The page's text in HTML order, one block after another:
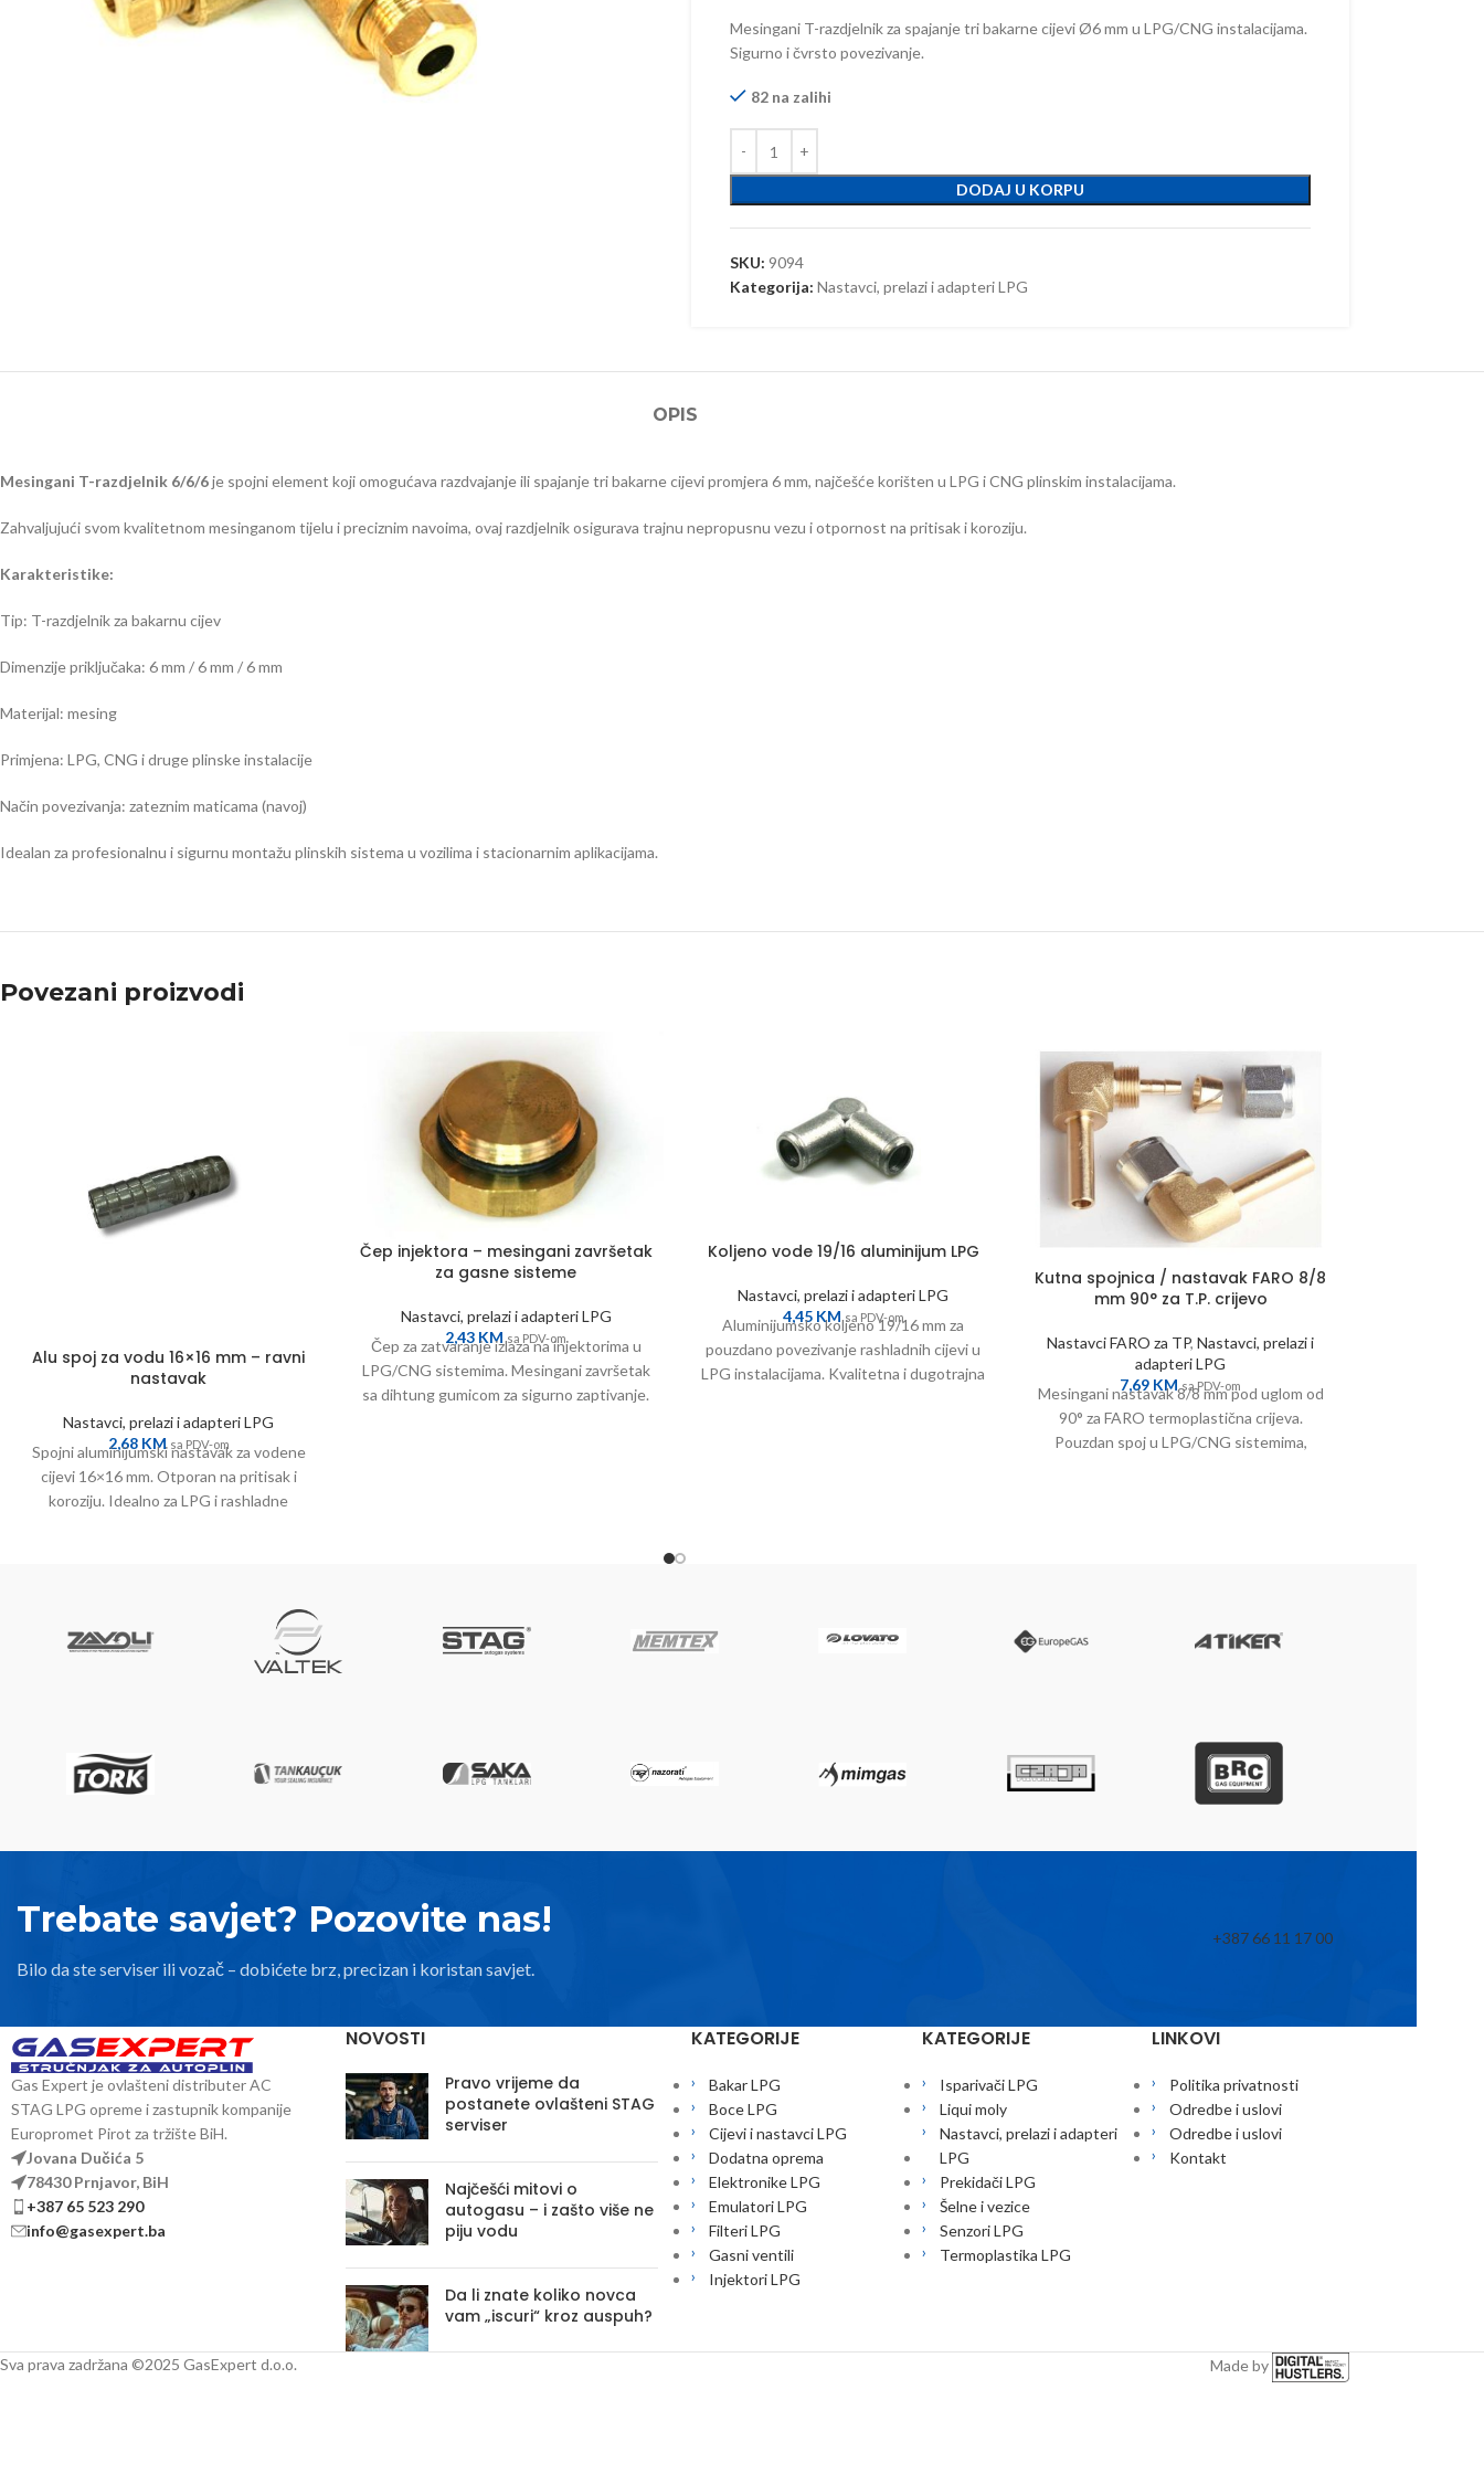
Mesingani T-razdjelnik za spajanje tri bakarne cijevi Ø6 mm u LPG/CNG instalacijama.
Sigurno i čvrsto povezivanje.
82 na zalihi
DODAJ U KORPU
SKU: 9094
Kategorija: Nastavci, prelazi i adapteri LPG
OPIS
Mesingani T-razdjelnik 6/6/6je spojni element koji omogućava razdvajanje ili spajanje tri bakarne cijevi promjera 6 mm, najčešće korišten u LPG i CNG plinskim instalacijama.
Zahvaljujući svom kvalitetnom mesinganom tijelu i preciznim navoima, ovaj razdjelnik osigurava trajnu nepropusnu vezu i otpornost na pritisak i koroziju.
Karakteristike:
Tip: T-razdjelnik za bakarnu cijev
Dimenzije priključaka: 6 mm / 6 mm / 6 mm
Materijal: mesing
Primjena: LPG, CNG i druge plinske instalacije
Način povezivanja: zateznim maticama (navoj)
Idealan za profesionalnu i sigurnu montažu plinskih sistema u vozilima i stacionarnim aplikacijama.
Povezani proizvodi
Alu spoj za vodu 16×16 mm – ravni
nastavak
Nastavci, prelazi i adapteri LPG
2,68 KM sa PDV-om
Spojni aluminijumski nastavak za vodene
cijevi 16×16 mm. Otporan na pritisak i
koroziju. Idealno za LPG i rashladne
Čep injektora – mesingani završetak
za gasne sisteme
Nastavci, prelazi i adapteri LPG
2,43 KM sa PDV-om
Čep za zatvaranje izlaza na injektorima u
LPG/CNG sistemima. Mesingani završetak
sa dihtung gumicom za sigurno zaptivanje.
Koljeno vode 19/16 aluminijum LPG
Nastavci, prelazi i adapteri LPG
4,45 KM sa PDV-om
Aluminijumsko koljeno 19/16 mm za
pouzdano povezivanje rashladnih cijevi u
LPG instalacijama. Kvalitetna i dugotrajna
Kutna spojnica / nastavak FARO 8/8
mm 90° za T.P. crijevo
Nastavci FARO za TP,Nastavci, prelazi i
adapteri LPG
7,69 KM sa PDV-om
Mesingani nastavak 8/8 mm pod uglom od
90° za FARO termoplastična crijeva.
Pouzdan spoj u LPG/CNG sistemima,
Trebate savjet? Pozovite nas!
Bilo da ste serviser ili vozač – dobićete brz, precizan i koristan savjet.
+387 66 11 17 00
Gas Expert je ovlašteni distributer AC
STAG LPG opreme i zastupnik kompanije
Europromet Pirot za tržište BiH.
Jovana Dučića 5
78430 Prnjavor, BiH
+387 65 523 290
info@gasexpert.ba
NOVOSTI
Pravo vrijeme da
postanete ovlašteni STAG
serviser
Najčešći mitovi o
autogasu – i zašto više ne
piju vodu
Da li znate koliko novca
vam „iscuri“ kroz auspuh?
KATEGORIJE
Bakar LPG
Boce LPG
Cijevi i nastavci LPG
Dodatna oprema
Elektronike LPG
Emulatori LPG
Filteri LPG
Gasni ventili
Injektori LPG
KATEGORIJE
Isparivači LPG
Liqui moly
Nastavci, prelazi i adapteri
LPG
Prekidači LPG
Šelne i vezice
Senzori LPG
Termoplastika LPG
LINKOVI
Politika privatnosti
Odredbe i uslovi
Odredbe i uslovi
Kontakt
Sva prava zadržana ©2025 GasExpert d.o.o. Made by